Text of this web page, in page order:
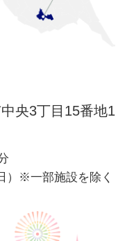
央3丁目15番地1
）※一部施設を除く